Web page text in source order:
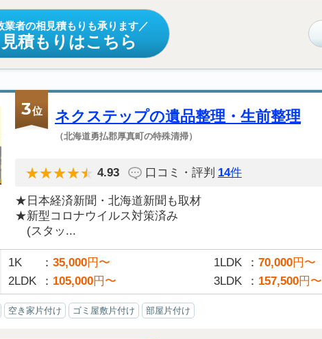
業者の相見積もりも承ります
積もりはこちら
3位 ネクステップの遺品整理・生前整理
（北海道勇払郡厚真町の特殊清掃）
4.93 口コミ・評判 14件
★日本経済新聞・北海道新聞も取材
★新型コロナウイルス対策済み
(スタッ...
1K 35,000円〜 1LDK 70,000円〜
2LDK
105,000円〜 3LDK 157,500円〜
空き家片付け ゴミ屋敷片付け 部屋片付け